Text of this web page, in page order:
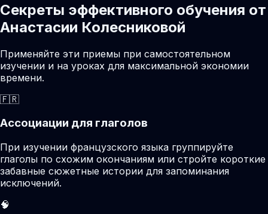
Секреты эффективного обучения от
Анастасии Колесниковой
Применяйте эти приемы при самостоятельном
изучении и на уроках для максимальной экономии
времени.
🇫🇷
Ассоциации для глаголов
При изучении французского языка группируйте
глаголы по схожим окончаниям или стройте короткие
забавные сюжетные истории для запоминания
исключений.
🧠